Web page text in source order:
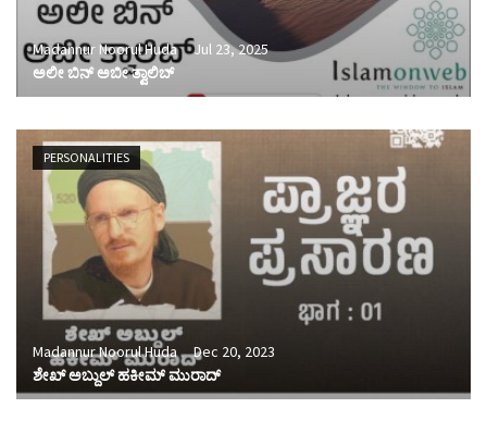
Madannur Noorul Huda
Jul 23, 2025
ಅಲೀ ಬಿನ್ ಅಬೀ ತ್ವಾಲಿಬ್
PERSONALITIES
Madannur Noorul Huda
Dec 20, 2023
ಶೇಖ್ ಅಬ್ದುಲ್ ಹಕೀಮ್ ಮುರಾದ್